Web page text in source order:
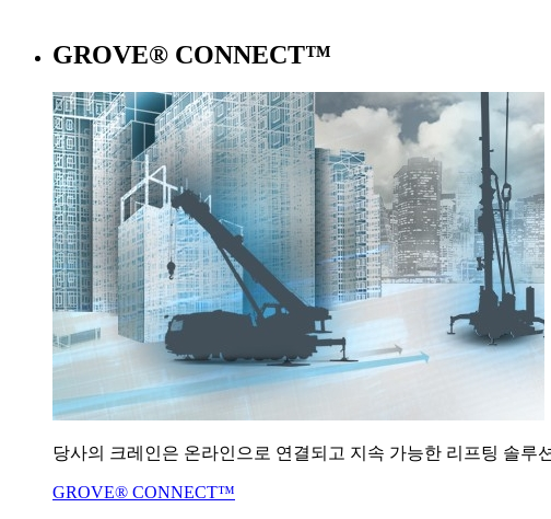
GROVE® CONNECT™
당사의 크레인은 온라인으로 연결되고 지속 가능한 리프팅 솔루
GROVE® CONNECT™